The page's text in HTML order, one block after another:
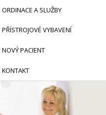
ORDINACE A SLUŽBY
PŘÍSTROJOVÉ VYBAVENÍ
NOVÝ PACIENT
KONTAKT